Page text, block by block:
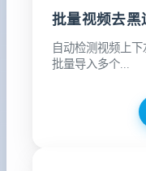
批量视频去黑
自动检测视频上
批量导入多个...